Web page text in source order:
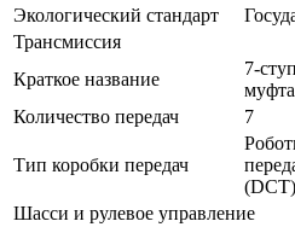
Экологический стандарт
Трансмиссия
Краткое название
7-
муфта
Количество передач
7
Тип коробки передач
(DCT)
Шасси и рулевое управление